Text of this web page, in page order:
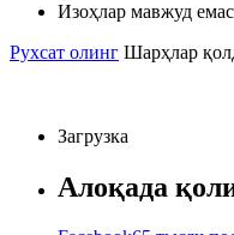
Изоҳлар мавжуд емас
Рухсат олинг Шарҳлар
Загрузка
Алоқада